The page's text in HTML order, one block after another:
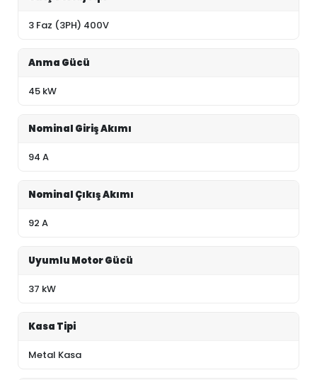
3 Faz (3PH) 400V
Anma Gücü
45 kW
Nominal Giriş Akımı
94 A
Nominal Çıkış Akımı
92 A
Uyumlu Motor Gücü
37 kW
Kasa Tipi
Metal Kasa